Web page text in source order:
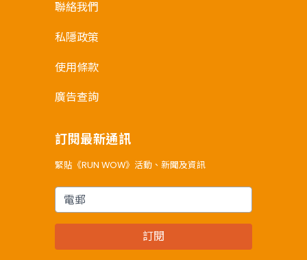
聯絡我們
私隱政策
使用條款
廣告查詢
訂閱最新通訊
緊貼《RUN WOW》活動、新聞及資訊
電郵
訂閱